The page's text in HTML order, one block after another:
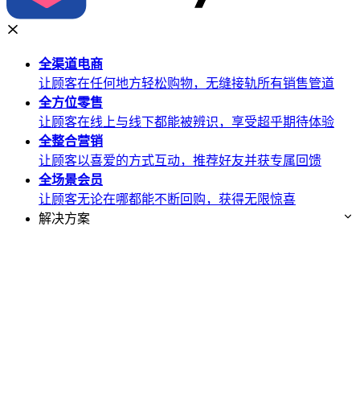
全渠道电商
让顾客在任何地方轻松购物，无缝接轨所有销售管道
全方位零售
让顾客在线上与线下都能被辨识，享受超乎期待体验
全整合营销
让顾客以喜爱的方式互动，推荐好友并获专属回馈
全场景会员
让顾客无论在哪都能不断回购，获得无限惊喜
解决方案